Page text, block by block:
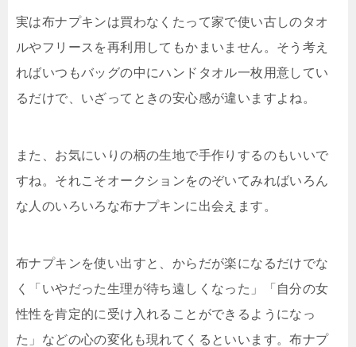
実は布ナプキンは買わなくたって家で使い古しのタオ
ルやフリースを再利用してもかまいません。そう考え
ればいつもバッグの中にハンドタオル一枚用意してい
るだけで、いざってときの安心感が違いますよね。
また、お気にいりの柄の生地で手作りするのもいいで
すね。それこそオークションをのぞいてみればいろん
な人のいろいろな布ナプキンに出会えます。
布ナプキンを使い出すと、からだが楽になるだけでな
く「いやだった生理が待ち遠しくなった」「自分の女
性性を肯定的に受け入れることができるようになっ
た」などの心の変化も現れてくるといいます。布ナプ